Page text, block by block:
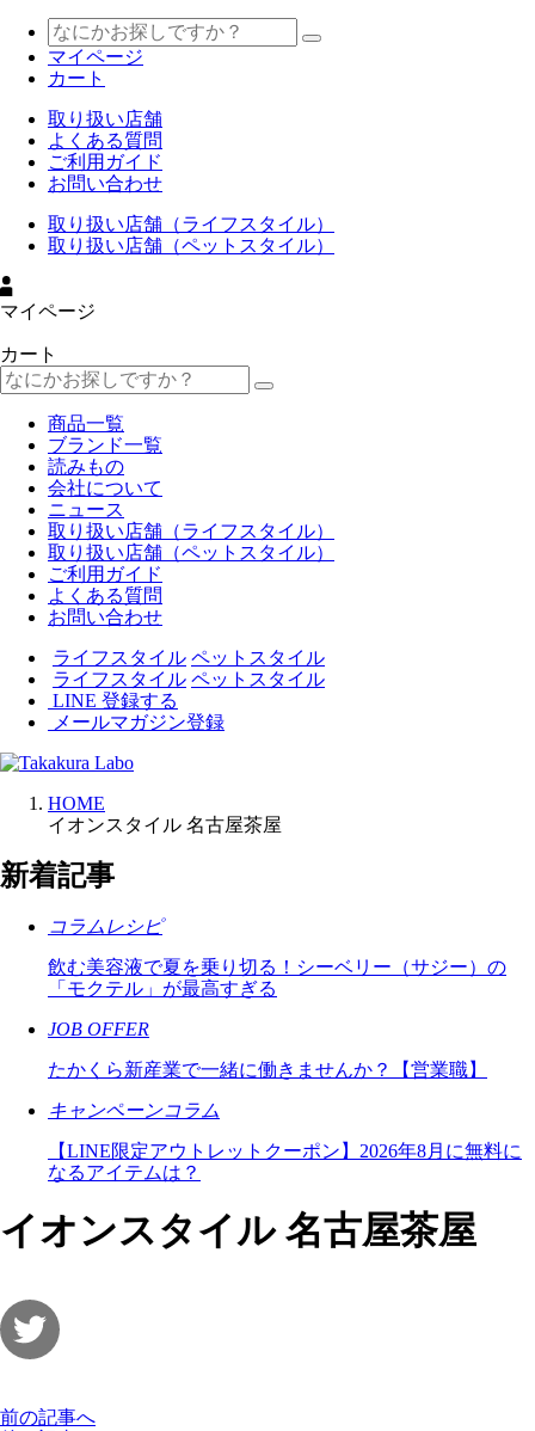
マイページ
カート
取り扱い店舗
よくある質問
ご利用ガイド
お問い合わせ
取り扱い店舗（ライフスタイル）
取り扱い店舗（ペットスタイル）
マイページ
カート
商品一覧
ブランド一覧
読みもの
会社について
ニュース
取り扱い店舗（ライフスタイル）
取り扱い店舗（ペットスタイル）
ご利用ガイド
よくある質問
お問い合わせ
ライフスタイル ペットスタイル
ライフスタイル ペットスタイル
LINE 登録する
メールマガジン登録
HOME
イオンスタイル 名古屋茶屋
新着記事
コラムレシピ
飲む美容液で夏を乗り切る！シーベリー（サジー）の
「モクテル」が最高すぎる
JOB OFFER
たかくら新産業で一緒に働きませんか？【営業職】
キャンペーンコラム
【LINE限定アウトレットクーポン】2026年8月に無料に
なるアイテムは？
イオンスタイル 名古屋茶屋
前の記事へ